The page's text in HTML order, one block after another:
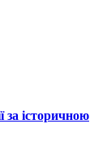
за історичною